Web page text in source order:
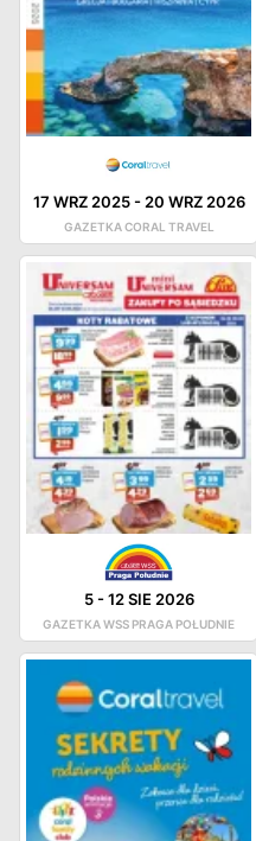
17 WRZ 2025- 20 WRZ 2026
GAZETKA CORAL TRAVEL
5-12 SIE 2026
GAZETKA WSS PRAGA POŁUDNIE